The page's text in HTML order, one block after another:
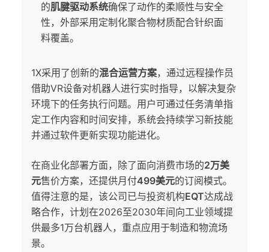
的肌腱驱动系统确保了动作的柔顺性与安全
性，外部采用定制化聚合物材质配合针织面
料覆盖。
1X采用了创新的混合运营方案，通过远程操作员
借助VR设备对机器人进行实时指导，以解决复杂
环境下的任务执行问题。用户可通过任务清单指
定工作内容和时间安排，系统会持续学习新技能
并通过软件更新实现功能进化。
在商业化部署方面，除了面向消费市场的2万美
元售价方案，还提供月付499美元的订阅模式。
值得注意的是，该公司已与投资机构EQT达成战
略合作，计划在2026至2030年间向工业领域提
供最多1万台机器人，重点应用于制造和物流场
景。